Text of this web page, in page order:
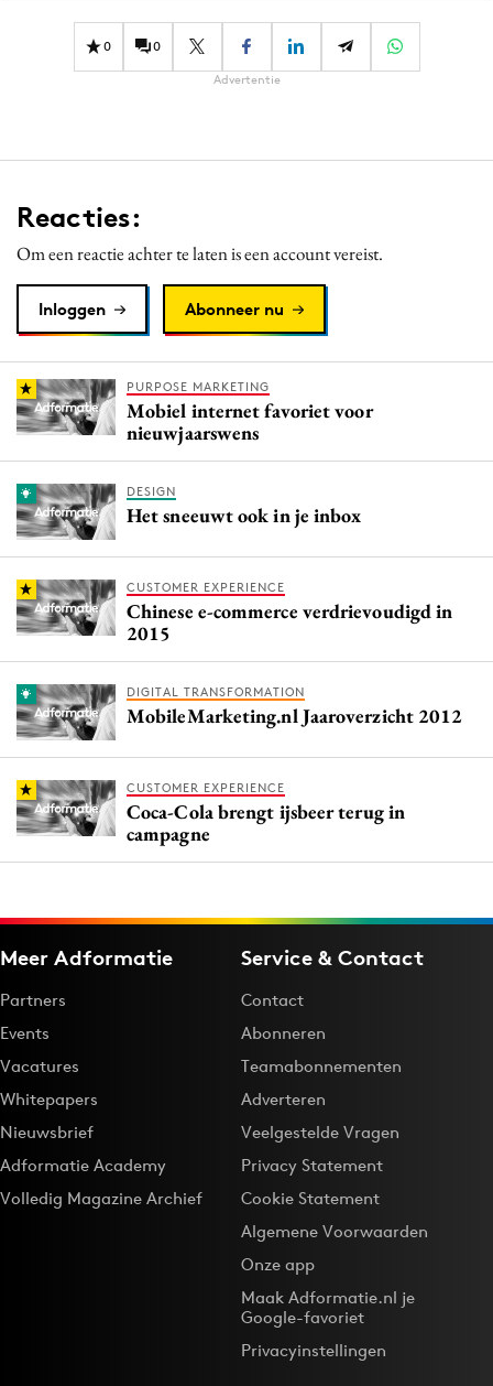
0 0
Advertentie
Reacties:
Om een reactie achter te laten is een account vereist.
Inloggen Abonneer nu
PURPOSE MARKETING
Mobiel internet favoriet voor
nieuwjaarswens
DESIGN
Het sneeuwt ook in je inbox
CUSTOMER EXPERIENCE
Chinese e-commerce verdrievoudigd in
2015
DIGITAL TRANSFORMATION
MobileMarketing.nl Jaaroverzicht 2012
CUSTOMER EXPERIENCE
Coca-Cola brengt ijsbeer terug in
campagne
Meer Adformatie
Partners
Events
Vacatures
Whitepapers
Nieuwsbrief
Adformatie Academy
Volledig Magazine Archief
Service & Contact
Contact
Abonneren
Teamabonnementen
Adverteren
Veelgestelde Vragen
Privacy Statement
Cookie Statement
Algemene Voorwaarden
Onze app
Maak Adformatie.nl je
Google-favoriet
Privacyinstellingen